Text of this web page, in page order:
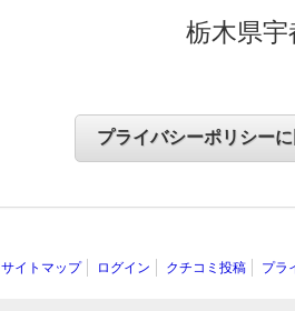
栃木県
サイトマップ ログイン クチコミ投稿 プラ